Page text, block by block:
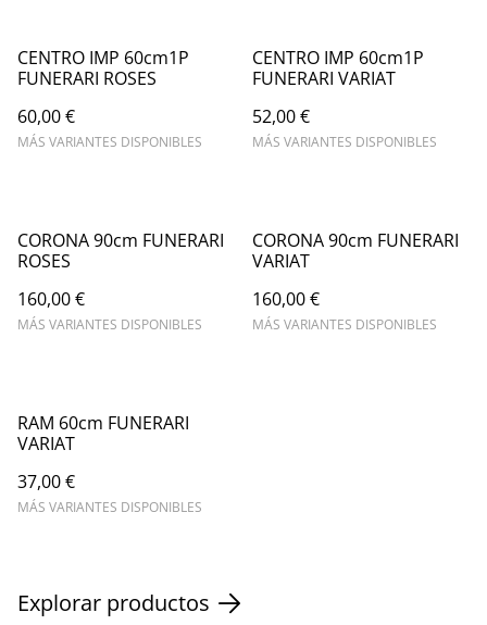
CENTRO IMP 60cm1P
FUNERARI ROSES
60,00 €
MÁS VARIANTES DISPONIBLES
CENTRO IMP 60cm1P
FUNERARI VARIAT
52,00 €
MÁS VARIANTES DISPONIBLES
CORONA 90cm FUNERARI
ROSES
160,00 €
MÁS VARIANTES DISPONIBLES
CORONA 90cm FUNERARI
VARIAT
160,00 €
MÁS VARIANTES DISPONIBLES
RAM 60cm FUNERARI
VARIAT
37,00 €
MÁS VARIANTES DISPONIBLES
Explorar productos